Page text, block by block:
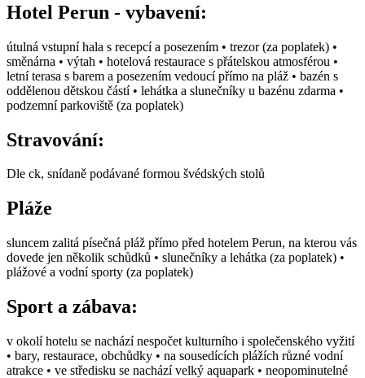
Hotel Perun - vybavení:
útulná vstupní hala s recepcí a posezením • trezor (za poplatek) •
směnárna • výtah • hotelová restaurace s přátelskou atmosférou •
letní terasa s barem a posezením vedoucí přímo na pláž • bazén s
oddělenou dětskou částí • lehátka a slunečníky u bazénu zdarma •
podzemní parkoviště (za poplatek)
Stravování:
Dle ck, snídaně podávané formou švédských stolů
Pláže
sluncem zalitá písečná pláž přímo před hotelem Perun, na kterou vás
dovede jen několik schůdků • slunečníky a lehátka (za poplatek) •
plážové a vodní sporty (za poplatek)
Sport a zábava:
v okolí hotelu se nachází nespočet kulturního i společenského vyžití
• bary, restaurace, obchůdky • na sousedících plážích různé vodní
atrakce • ve středisku se nachází velký aquapark • neopominutelné